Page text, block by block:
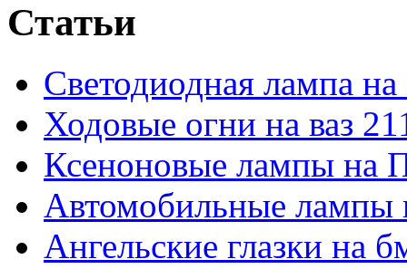
Статьи
Светодиодная лампа
Ходовые огни на ваз
Ксеноновые лампы на
Автомобильные лампы
Ангельские глазки на